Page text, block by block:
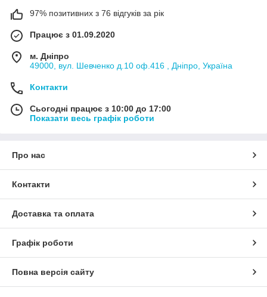
97% позитивних з 76 відгуків за рік
Працює з 01.09.2020
м. Дніпро
49000, вул. Шевченко д.10 оф.416 , Дніпро, Україна
Контакти
Сьогодні працює з 10:00 до 17:00
Показати весь графік роботи
Про нас
Контакти
Доставка та оплата
Графік роботи
Повна версія сайту